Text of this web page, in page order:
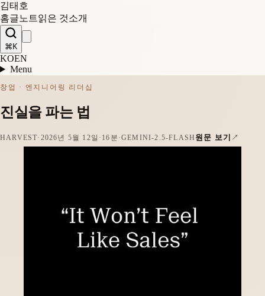
김태호
홈글 노트읽은 것소개
⌘K
KOEN
Menu
창업 · 엔지니어링 리더십
진실을 파는 법
HARVEST· 2026년 5월 12일 · 16분 ·GEMINI-2.5-FLASH 원문 보기